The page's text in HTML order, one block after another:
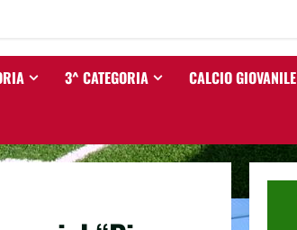
3^ CATEGORIA CALCIO GIOVANILE